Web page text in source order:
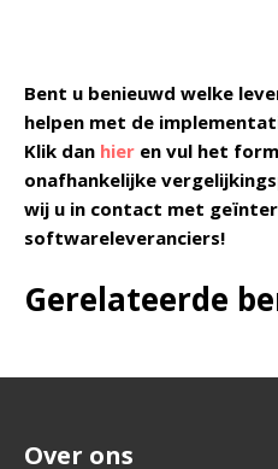
Bent u benieuwd welke
helpen met de
Klik dan hier en vul het
onafhankelijke
wij u in contact met
softwareleveranciers!
Gerelateerde
Over ons